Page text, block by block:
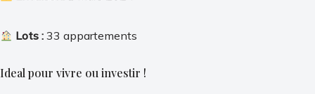
Lots : 33 appartements
Ideal pour vivre ou investir !